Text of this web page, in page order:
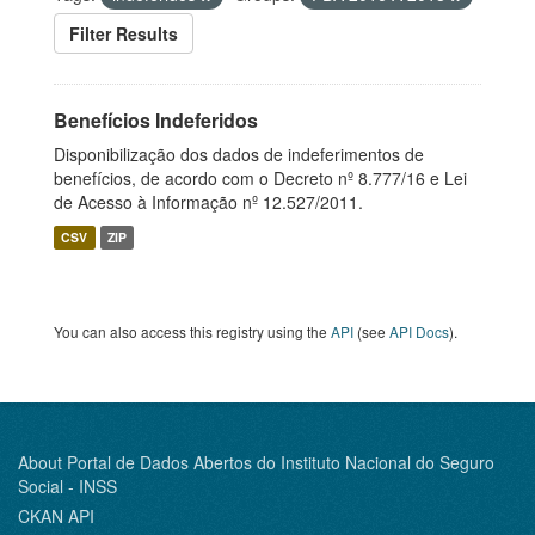
Filter Results
Benefícios Indeferidos
Disponibilização dos dados de indeferimentos de
benefícios, de acordo com o Decreto nº 8.777/16 e Lei
de Acesso à Informação nº 12.527/2011.
CSV ZIP
You can also access this registry using the API (see API Docs).
About Portal de Dados Abertos do Instituto Nacional do Seguro
Social - INSS
CKAN API